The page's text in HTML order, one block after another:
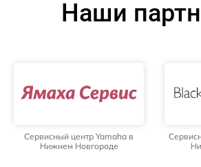
Наши
Сервисный центр Yamaha в
Нижнем Новгороде